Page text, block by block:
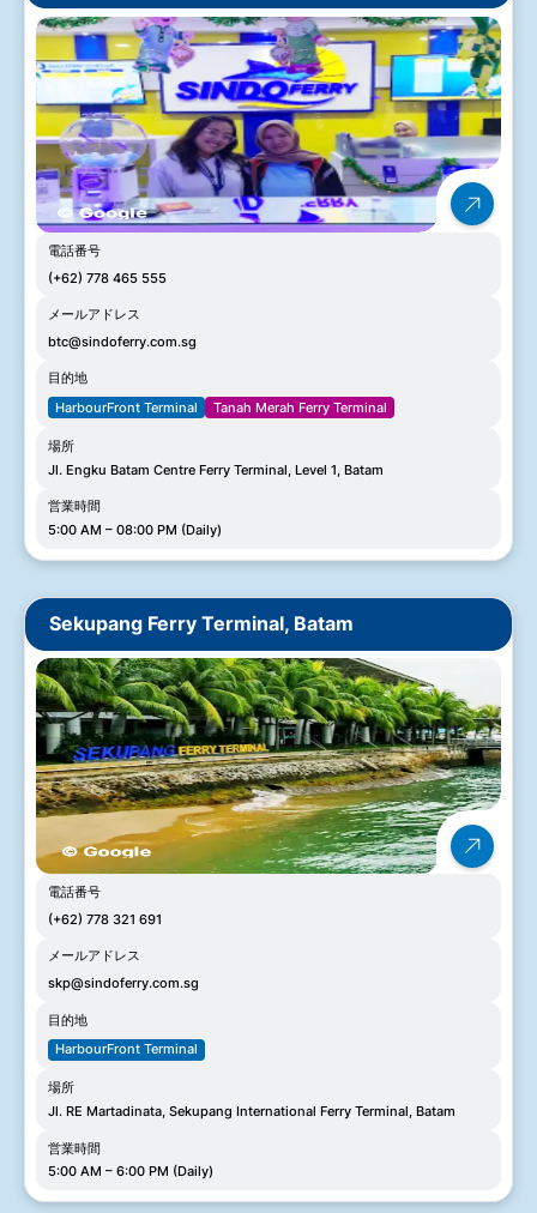
電話番号
(+62) 778 465 555
メールアドレス
btc@sindoferry.com.sg
目的地
HarbourFront Terminal
Tanah Merah Ferry Terminal
場所
Jl. Engku Batam Centre Ferry Terminal, Level 1, Batam
営業時間
5:00 AM – 08:00 PM (Daily)
Sekupang Ferry Terminal, Batam
電話番号
(+62) 778 321 691
メールアドレス
skp@sindoferry.com.sg
目的地
HarbourFront Terminal
場所
Jl. RE Martadinata, Sekupang International Ferry Terminal, Batam
営業時間
5:00 AM – 6:00 PM (Daily)